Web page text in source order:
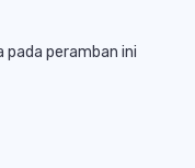
pada peramban ini